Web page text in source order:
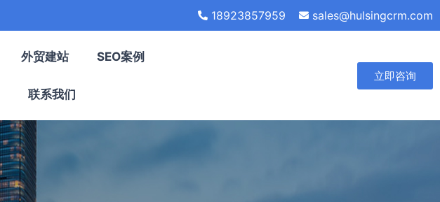
18923857959 sales@hulsingcrm.com
外贸建站 SEO案例
联系我们
立即咨询